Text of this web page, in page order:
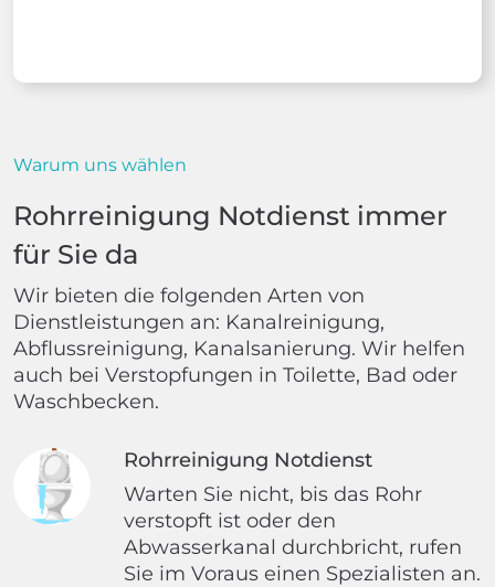
Warum uns wählen
Rohrreinigung Notdienst immer
für Sie da
Wir bieten die folgenden Arten von
Dienstleistungen an: Kanalreinigung,
Abflussreinigung, Kanalsanierung. Wir helfen
auch bei Verstopfungen in Toilette, Bad oder
Waschbecken.
Rohrreinigung Notdienst
Warten Sie nicht, bis das Rohr
verstopft ist oder den
Abwasserkanal durchbricht, rufen
Sie im Voraus einen Spezialisten an.